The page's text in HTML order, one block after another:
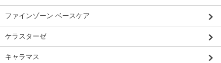
ファインゾーン ベースケア
ケラスターゼ
キャラマス